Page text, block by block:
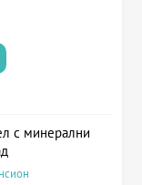
с минерални